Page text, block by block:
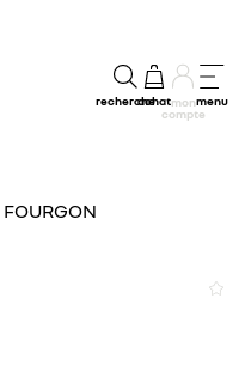
rechercheachatmon
compte
menu